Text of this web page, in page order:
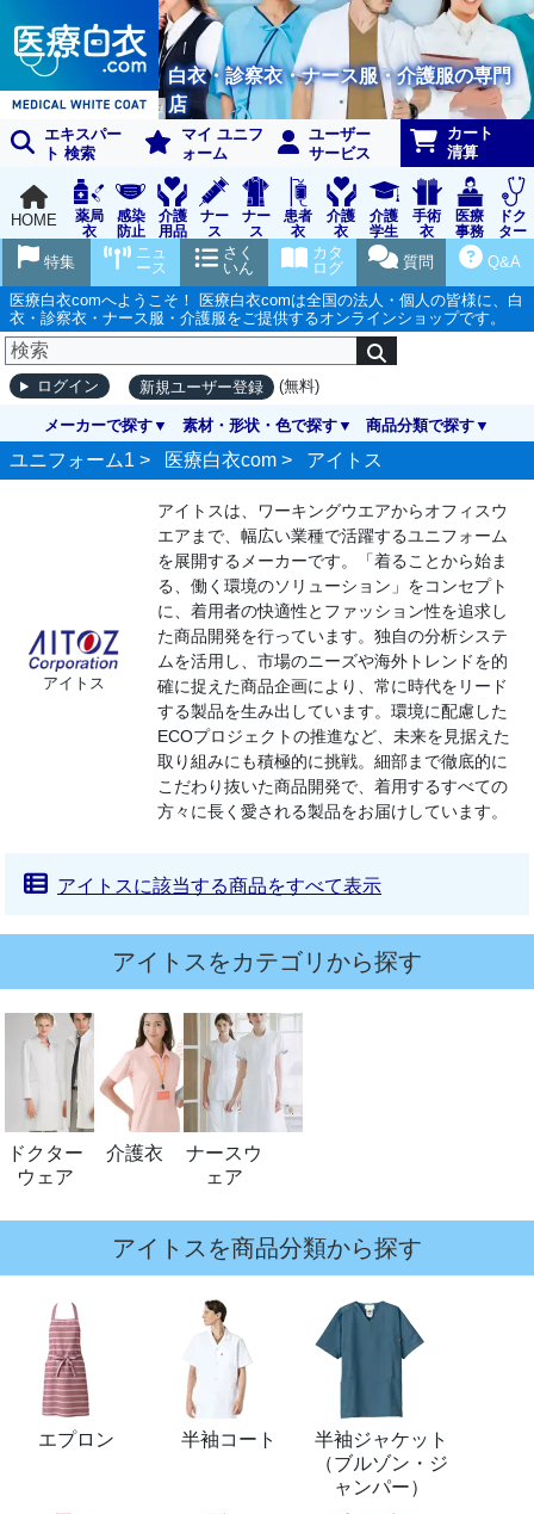
白衣・診察衣・ナース服・介護服の専門
店
エキスパー
ト 検索
マイ ユニフ
ォーム
ユーザー
サービス
カート
清算
HOME
薬局
衣
感染
防止
用品
介護
用品
ナー
ス
グッ
ズ
ナー
ス
ウェ
ア
患者
衣
介護
衣
介護
学生
実習
衣
手術
衣
医療
事務
受付
ドク
ター
ア
Q&A
質問
カタ
ログ
さく
いん
ニュ
ース
特集
医療白衣comへようこそ！ 医療白衣comは全国の法人・個人の皆様に、白
衣・診察衣・ナース服・介護服をご提供するオンラインショップです。
ログイン 新規ユーザー登録 (無料)
メーカーで探す 素材・形状・色で探す 商品分類で探す
ユニフォーム1 > 医療白衣com > アイトス
アイトス
アイトスは、ワーキングウエアからオフィスウ
エアまで、幅広い業種で活躍するユニフォーム
を展開するメーカーです。「着ることから始ま
る、働く環境のソリューション」をコンセプト
に、着用者の快適性とファッション性を追求し
た商品開発を行っています。独自の分析システ
ムを活用し、市場のニーズや海外トレンドを的
確に捉えた商品企画により、常に時代をリード
する製品を生み出しています。環境に配慮した
ECOプロジェクトの推進など、未来を見据えた
取り組みにも積極的に挑戦。細部まで徹底的に
こだわり抜いた商品開発で、着用するすべての
方々に長く愛される製品をお届けしています。
アイトスに該当する商品をすべて表示
アイトスをカテゴリから探す
ドクター
ウェア
介護衣
ナースウ
ェア
アイトスを商品分類から探す
エプロン 半袖コート
半袖ジャケット
（ブルゾン・ジ
ャンパー）